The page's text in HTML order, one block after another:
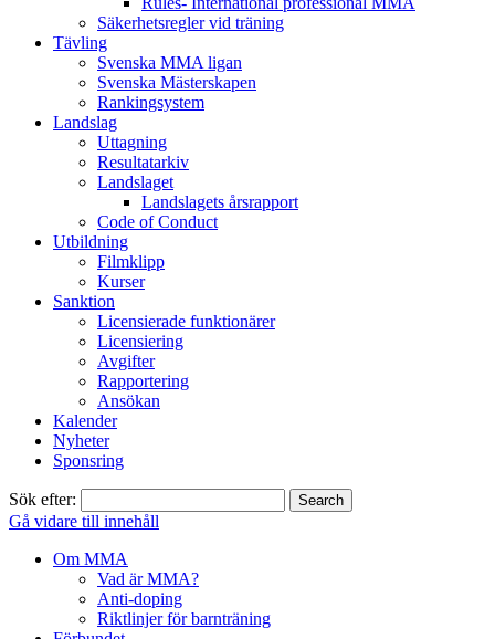
Säkerhetsregler vid träning
Tävling
Svenska MMA ligan
Svenska Mästerskapen
Rankingsystem
Landslag
Uttagning
Resultatarkiv
Landslaget
Landslagets årsrapport
Code of Conduct
Utbildning
Filmklipp
Kurser
Sanktion
Licensierade funktionärer
Licensiering
Avgifter
Rapportering
Ansökan
Kalender
Nyheter
Sponsring
Sök efter:
Gå vidare till innehåll
Om MMA
Vad är MMA?
Anti-doping
Riktlinjer för barnträning